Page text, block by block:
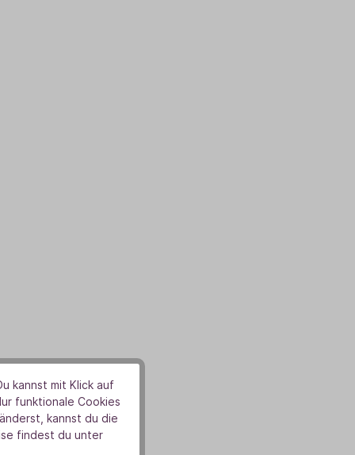
kannst mit Klick auf
funktionale Cookies
kannst du die
findest du unter